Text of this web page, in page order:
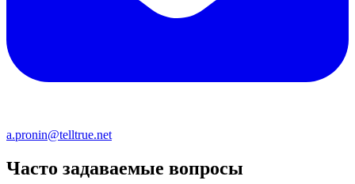
a.pronin@telltrue.net
Часто задаваемые вопросы